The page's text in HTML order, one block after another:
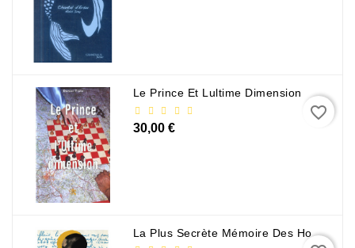
Ésotérisme
Romans
Nouvelles
Genre
Romance
Sciences
Humaines
Sociales
Le Prince Et Lultime Dimension
30,00 €
favorite_border
La Plus Secrète Mémoire Des Hommes - Mohamed Mbougar Sarr